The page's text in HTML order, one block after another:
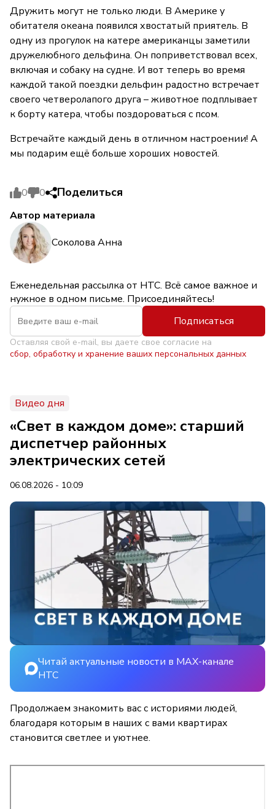
Дружить могут не только люди. В Америке у
обитателя океана появился хвостатый приятель. В
одну из прогулок на катере американцы заметили
дружелюбного дельфина. Он поприветствовал всех,
включая и собаку на судне. И вот теперь во время
каждой такой поездки дельфин радостно встречает
своего четверолапого друга – животное подплывает
к борту катера, чтобы поздороваться с псом.
Встречайте каждый день в отличном настроении! А
мы подарим ещё больше хороших новостей.
0 0 Поделиться
Автор материала
Соколова Анна
Еженедельная рассылка от НТС. Всё самое важное и
нужное в одном письме. Присоединяйтесь!
Подписаться
Оставляя свой e-mail, вы даете свое согласие на
сбор, обработку и хранение ваших персональных данных
Видео дня
«Свет в каждом доме»: старший
диспетчер районных
электрических сетей
06.08.2026 - 10:09
Читай актуальные новости в MAX-канале
НТС
Продолжаем знакомить вас с историями людей,
благодаря которым в наших с вами квартирах
становится светлее и уютнее.